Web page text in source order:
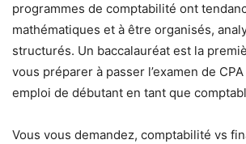
programmes de comptabilité ont
mathématiques et à être organisés,
structurés. Un baccalauréat est la
vous préparer à passer l’examen de
emploi de débutant en tant que
Vous vous demandez, comptabilité vs